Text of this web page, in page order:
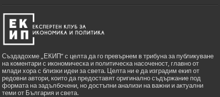
Създадохме „ЕКИП” с целта да го превърнем в трибуна за публикуване
на коментари с икономическа и политическа насоченост, главно от
млади хора с близки идеи за света. Целта ни е да изградим екип от
редовни автори, които да предоставят оригинално съдържание под
формата на задълбочени, но достъпни анализи на важни и актуални
теми от България и света.